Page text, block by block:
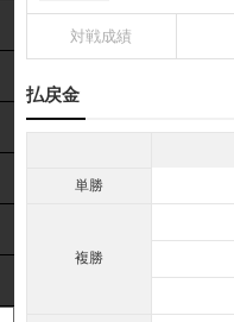
対戦成績
払戻金
単勝
複勝